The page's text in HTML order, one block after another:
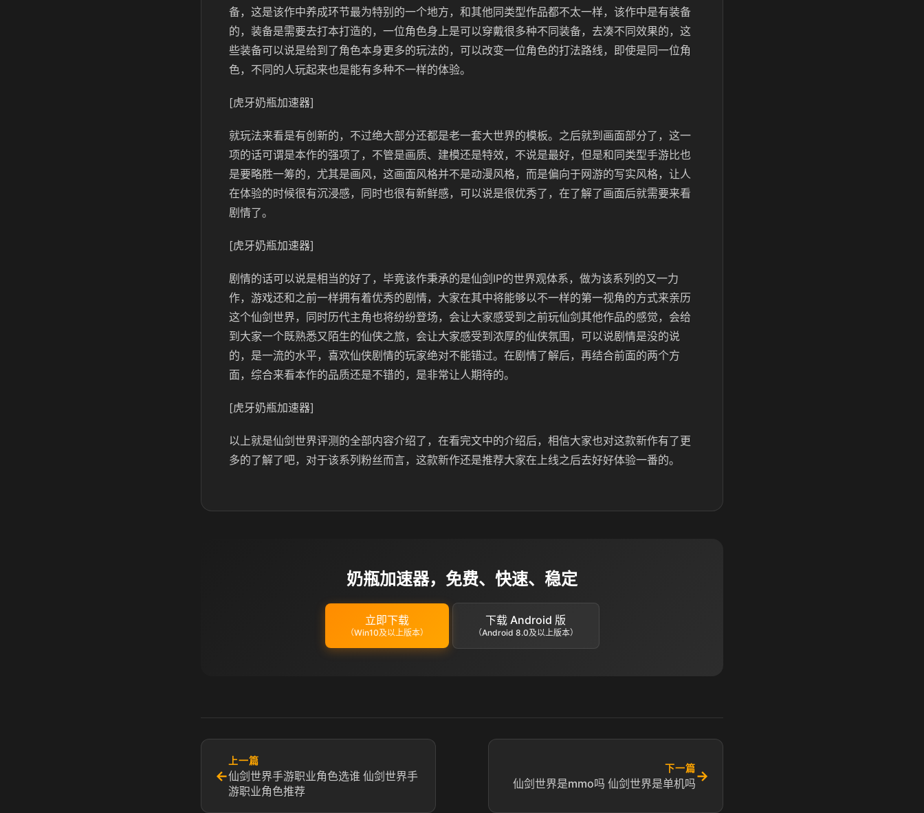
备，这是该作中养成环节最为特别的一个地方，和其他同类型作品都不太一样，该作中是有装备
的，装备是需要去打本打造的，一位角色身上是可以穿戴很多种不同装备，去凑不同效果的，这
些装备可以说是给到了角色本身更多的玩法的，可以改变一位角色的打法路线，即使是同一位角
色，不同的人玩起来也是能有多种不一样的体验。
[虎牙奶瓶加速器]
就玩法来看是有创新的，不过绝大部分还都是老一套大世界的模板。之后就到画面部分了，这一
项的话可谓是本作的强项了，不管是画质、建模还是特效，不说是最好，但是和同类型手游比也
是要略胜一筹的，尤其是画风，这画面风格并不是动漫风格，而是偏向于网游的写实风格，让人
在体验的时候很有沉浸感，同时也很有新鲜感，可以说是很优秀了，在了解了画面后就需要来看
剧情了。
[虎牙奶瓶加速器]
剧情的话可以说是相当的好了，毕竟该作秉承的是仙剑IP的世界观体系，做为该系列的又一力
作，游戏还和之前一样拥有着优秀的剧情，大家在其中将能够以不一样的第一视角的方式来亲历
这个仙剑世界，同时历代主角也将纷纷登场，会让大家感受到之前玩仙剑其他作品的感觉，会给
到大家一个既熟悉又陌生的仙侠之旅，会让大家感受到浓厚的仙侠氛围，可以说剧情是没的说
的，是一流的水平，喜欢仙侠剧情的玩家绝对不能错过。在剧情了解后，再结合前面的两个方
面，综合来看本作的品质还是不错的，是非常让人期待的。
[虎牙奶瓶加速器]
以上就是仙剑世界评测的全部内容介绍了，在看完文中的介绍后，相信大家也对这款新作有了更
多的了解了吧，对于该系列粉丝而言，这款新作还是推荐大家在上线之后去好好体验一番的。
奶瓶加速器，免费、快速、稳定
立即下载
（Win10及以上版本）
下载 Android 版
（Android 8.0及以上版本）
←
上一篇
仙剑世界手游职业角色选谁 仙剑世界手
游职业角色推荐
下一篇
仙剑世界是mmo吗 仙剑世界是单机吗→